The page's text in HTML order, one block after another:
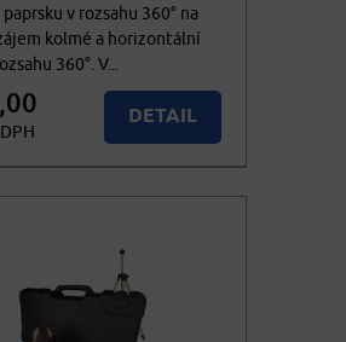
v rozsahu 360° na
kolmé a horizontální
360°. V...
DETAIL
KOUPIT